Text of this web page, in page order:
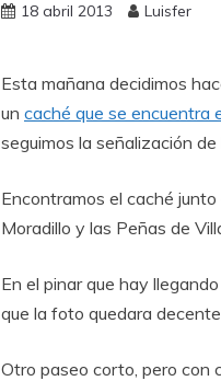
18 abril 2013 Luisfer
Esta mañana decidimos
un caché que se encuentra
seguimos la señalización de
Encontramos el caché
Moradillo y las Peñas de
En el pinar que hay
que la foto quedara
Otro paseo corto, pero con